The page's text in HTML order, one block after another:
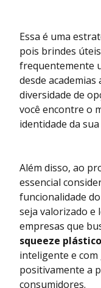
Essa é uma
pois brindes
frequentemente
desde
diversidade de
você encontre o
identidade da sua
Além disso, ao
essencial
funcionalidade
seja valorizado e
empresas que
squeeze
inteligente e
positivamente a
consumidores.